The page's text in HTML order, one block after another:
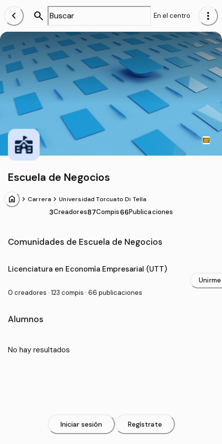
chevron_left search En el centro more_vert
Escuela de Negocios
home chevron_forward Carrera chevron_forwardUniversidad Torcuato Di Tella
3Creadores87Compis66Publicaciones
Comunidades de Escuela de Negocios
Carrera en Escuela de Negocios
Licenciatura en Economía Empresarial (UTT)
0 creadores · 123 compis · 66 publicaciones
Unirme
Alumnos
No hay resultados
Iniciar sesión Regístrate